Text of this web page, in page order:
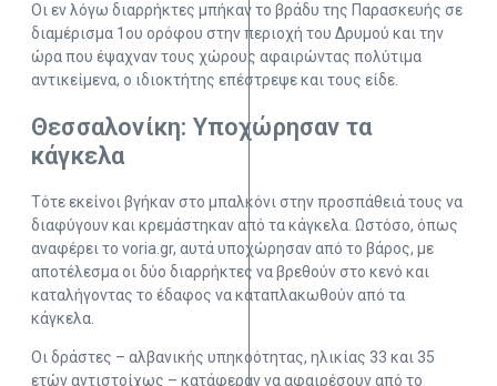
Οι εν λόγω διαρρήκτες μπήκαν το βράδυ της Παρασκευής σε
διαμέρισμα 1ου ορόφου στην περιοχή του Δρυμού και την
ώρα που έψαχναν τους χώρους αφαιρώντας πολύτιμα
αντικείμενα, ο ιδιοκτήτης επέστρεψε και τους είδε.
Θεσσαλονίκη: Υποχώρησαν τα
κάγκελα
Τότε εκείνοι βγήκαν στο μπαλκόνι στην προσπάθειά τους να
διαφύγουν και κρεμάστηκαν από τα κάγκελα. Ωστόσο, όπως
αναφέρει το voria.gr, αυτά υποχώρησαν από το βάρος, με
αποτέλεσμα οι δύο διαρρήκτες να βρεθούν στο κενό και
καταλήγοντας το έδαφος να καταπλακωθούν από τα
κάγκελα.
Οι δράστες – αλβανικής υπηκοότητας, ηλικίας 33 και 35
ετών αντιστοίχως – κατάφεραν να αφαιρέσουν από το